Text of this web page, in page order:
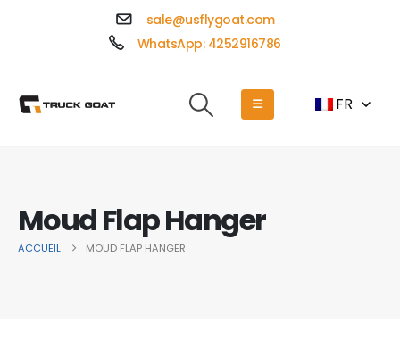
sale@usflygoat.com
WhatsApp: 4252916786
FR
Moud Flap Hanger
ACCUEIL MOUD FLAP HANGER